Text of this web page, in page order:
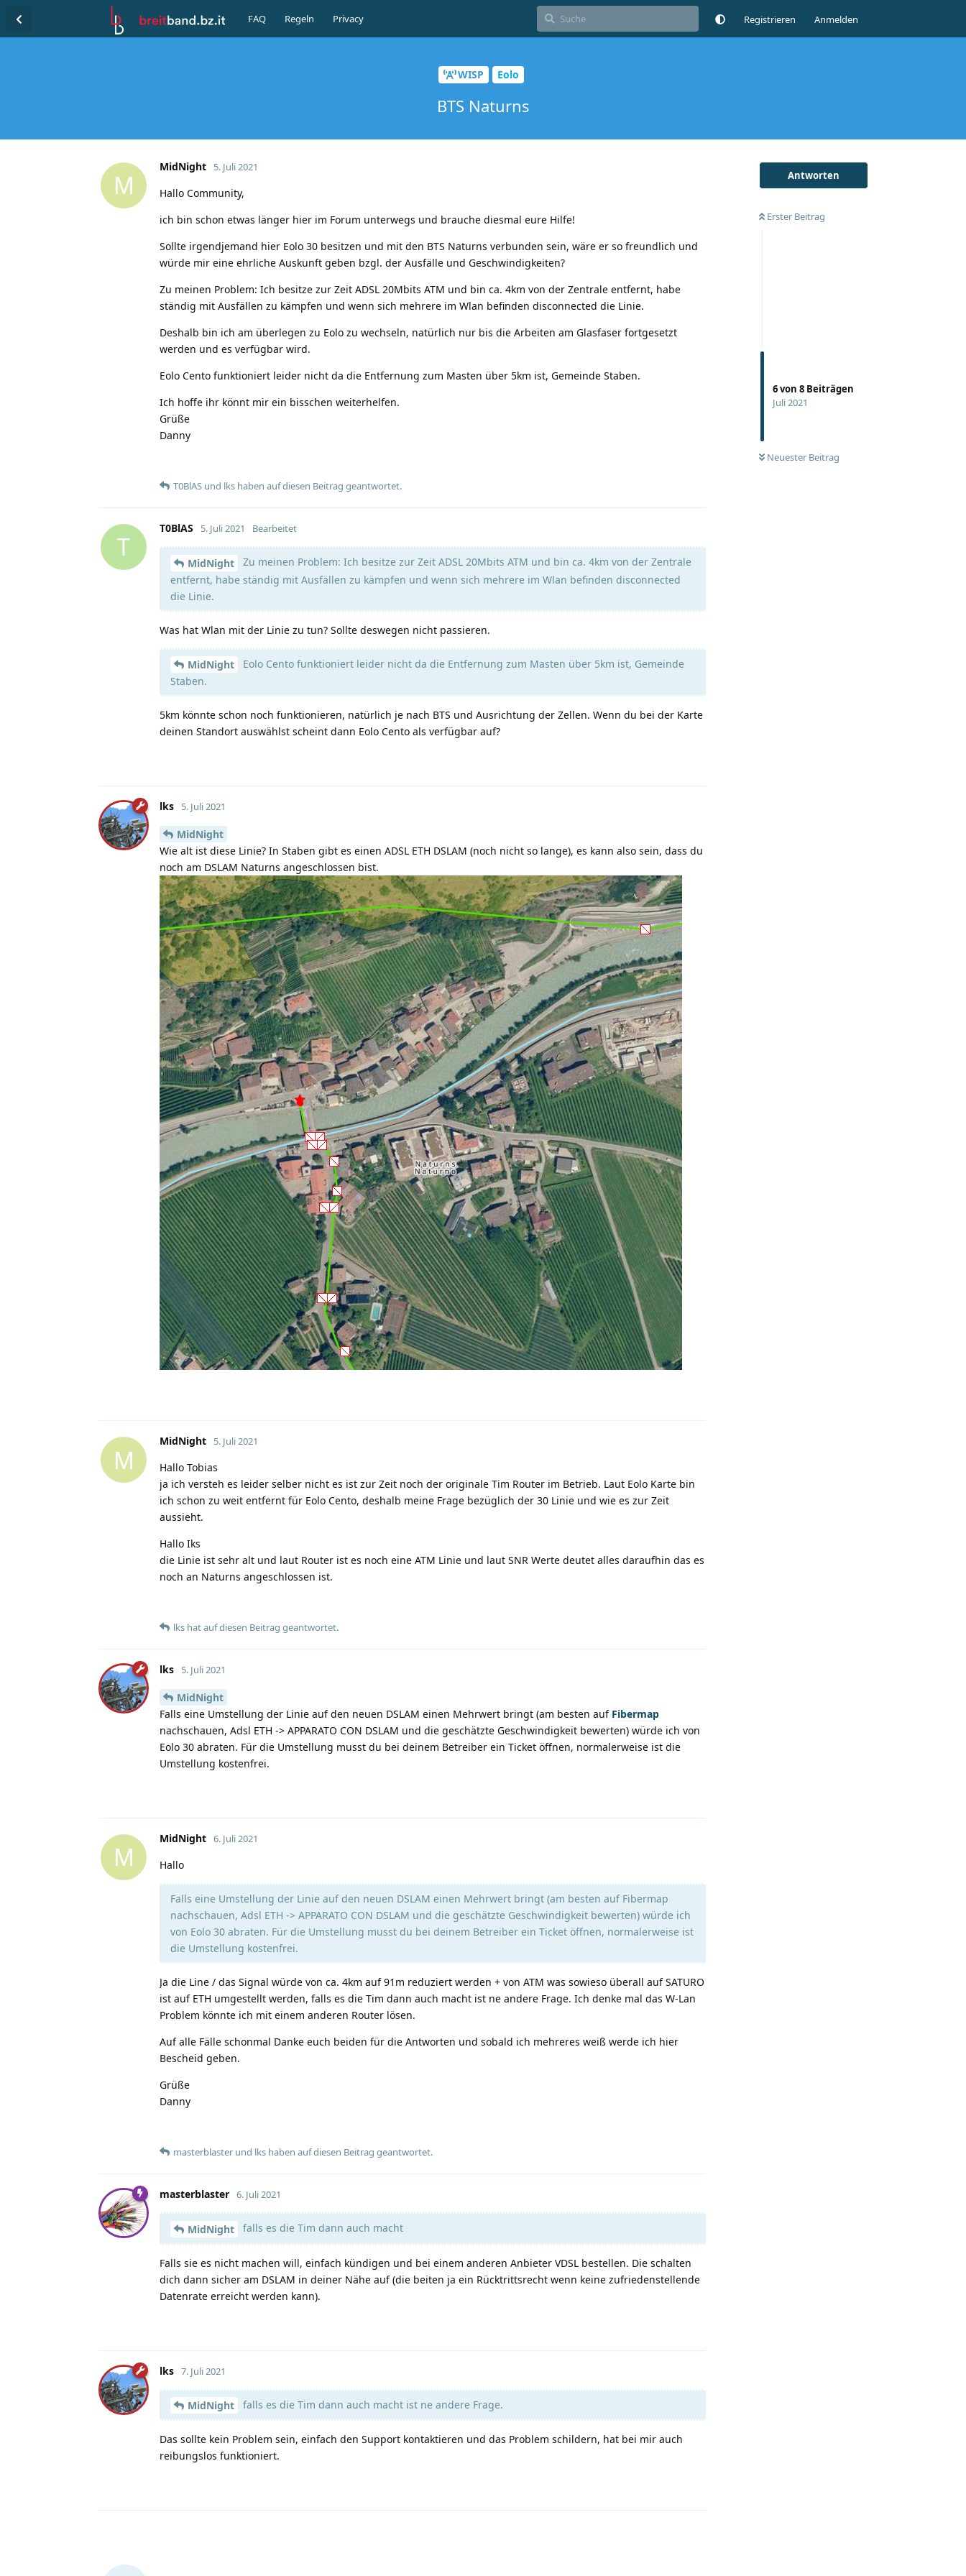
FAQ Regeln Privacy Registrieren Anmelden
WISP Eolo
BTS Naturns
Antworten
Erster Beitrag
6von 8 Beiträgen
Juli 2021
Neuester Beitrag
M
MidNight 5. Juli 2021
Hallo Community,
ich bin schon etwas länger hier im Forum unterwegs und brauche diesmal eure Hilfe!
Sollte irgendjemand hier Eolo 30 besitzen und mit den BTS Naturns verbunden sein, wäre er so freundlich und
würde mir eine ehrliche Auskunft geben bzgl. der Ausfälle und Geschwindigkeiten?
Zu meinen Problem: Ich besitze zur Zeit ADSL 20Mbits ATM und bin ca. 4km von der Zentrale entfernt, habe
ständig mit Ausfällen zu kämpfen und wenn sich mehrere im Wlan befinden disconnected die Linie.
Deshalb bin ich am überlegen zu Eolo zu wechseln, natürlich nur bis die Arbeiten am Glasfaser fortgesetzt
werden und es verfügbar wird.
Eolo Cento funktioniert leider nicht da die Entfernung zum Masten über 5km ist, Gemeinde Staben.
Ich hoffe ihr könnt mir ein bisschen weiterhelfen.
Grüße
Danny
T0BlAS und lks haben auf diesen Beitrag geantwortet.
T
T0BlAS 5. Juli 2021 Bearbeitet
MidNight
Zu meinen Problem: Ich besitze zur Zeit ADSL 20Mbits ATM und bin ca. 4km von der Zentrale
entfernt, habe ständig mit Ausfällen zu kämpfen und wenn sich mehrere im Wlan befinden disconnected
die Linie.
Was hat Wlan mit der Linie zu tun? Sollte deswegen nicht passieren.
MidNight
Eolo Cento funktioniert leider nicht da die Entfernung zum Masten über 5km ist, Gemeinde
Staben.
5km könnte schon noch funktionieren, natürlich je nach BTS und Ausrichtung der Zellen. Wenn du bei der Karte
deinen Standort auswählst scheint dann Eolo Cento als verfügbar auf?
lks 5. Juli 2021
MidNight
Wie alt ist diese Linie? In Staben gibt es einen ADSL ETH DSLAM (noch nicht so lange), es kann also sein, dass du
noch am DSLAM Naturns angeschlossen bist.
M
MidNight 5. Juli 2021
Hallo Tobias
ja ich versteh es leider selber nicht es ist zur Zeit noch der originale Tim Router im Betrieb. Laut Eolo Karte bin
ich schon zu weit entfernt für Eolo Cento, deshalb meine Frage bezüglich der 30 Linie und wie es zur Zeit
aussieht.
Hallo Iks
die Linie ist sehr alt und laut Router ist es noch eine ATM Linie und laut SNR Werte deutet alles daraufhin das es
noch an Naturns angeschlossen ist.
lks hatauf diesen Beitrag geantwortet.
lks 5. Juli 2021
MidNight
Falls eine Umstellung der Linie auf den neuen DSLAM einen Mehrwert bringt (am besten auf Fibermap
nachschauen, Adsl ETH -> APPARATO CON DSLAM und die geschätzte Geschwindigkeit bewerten) würde ich von
Eolo 30 abraten. Für die Umstellung musst du bei deinem Betreiber ein Ticket öffnen, normalerweise ist die
Umstellung kostenfrei.
M
MidNight 6. Juli 2021
Hallo
Falls eine Umstellung der Linie auf den neuen DSLAM einen Mehrwert bringt (am besten auf Fibermap
nachschauen, Adsl ETH -> APPARATO CON DSLAM und die geschätzte Geschwindigkeit bewerten) würde ich
von Eolo 30 abraten. Für die Umstellung musst du bei deinem Betreiber ein Ticket öffnen, normalerweise ist
die Umstellung kostenfrei.
Ja die Line / das Signal würde von ca. 4km auf 91m reduziert werden + von ATM was sowieso überall auf SATURO
ist auf ETH umgestellt werden, falls es die Tim dann auch macht ist ne andere Frage. Ich denke mal das W-Lan
Problem könnte ich mit einem anderen Router lösen.
Auf alle Fälle schonmal Danke euch beiden für die Antworten und sobald ich mehreres weiß werde ich hier
Bescheid geben.
Grüße
Danny
masterblaster und lks haben auf diesen Beitrag geantwortet.
masterblaster 6. Juli 2021
MidNight falls es die Tim dann auch macht
Falls sie es nicht machen will, einfach kündigen und bei einem anderen Anbieter VDSL bestellen. Die schalten
dich dann sicher am DSLAM in deiner Nähe auf (die beiten ja ein Rücktrittsrecht wenn keine zufriedenstellende
Datenrate erreicht werden kann).
lks 7. Juli 2021
MidNight falls es die Tim dann auch macht ist ne andere Frage.
Das sollte kein Problem sein, einfach den Support kontaktieren und das Problem schildern, hat bei mir auch
reibungslos funktioniert.